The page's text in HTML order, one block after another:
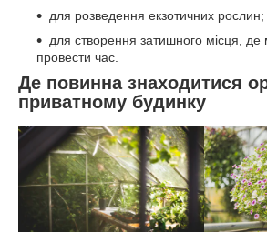
для розведення екзотичних рослин;
для створення затишного місця,
провести час.
Де повинна знаходитися
приватному будинку